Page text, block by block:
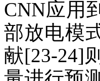
CNN应用
部放电模
献[23-24]